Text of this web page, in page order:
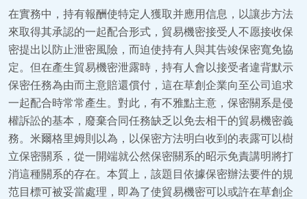
在實務中，持有報酬使特定人獲取并應用信息，以讓步方法
來取得其承認的一起配合形式，貿易機密接受人不愿接收保
密提出以防止泄密風險，而迫使持有人與其告竣保密寬免協
定。但在產生貿易機密泄露時，持有人會以接受者違背默示
保密任務為由而主意賠還償付，這在草創企業向至公司追求
一起配合時常常產生。對此，有不雅點主意，保密關系是侵
權訴訟的基本，廢棄合同任務缺乏以免去相干的貿易機密義
務。米爾格里姆則以為，以保密方法明白收到的表露可以樹
立保密關系，從一開端就公然保密關系的昭示免責講明將打
消這種關系的存在。本質上，該題目依據保密辦法要件的規
范目標可被妥當處理，即為了使貿易機密可以或許在草創企